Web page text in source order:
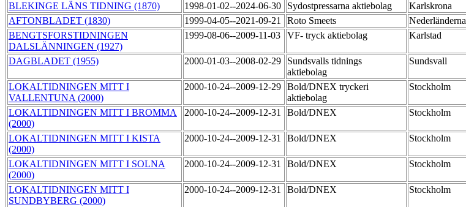
BLEKINGE LÄNS TIDNING (1870) 1998-01-02--2024-06-30 Sydostpressarna aktiebolag Karlskrona
AFTONBLADET (1830) 1999-04-05--2021-09-21 Roto Smeets Nederländerna
BENGTSFORSTIDNINGEN
DALSLÄNNINGEN (1927)
1999-08-06--2009-11-03 VF- tryck aktiebolag Karlstad
DAGBLADET (1955) 2000-01-03--2008-02-29
Sundsvalls tidnings
aktiebolag
Sundsvall
LOKALTIDNINGEN MITT I
VALLENTUNA (2000)
2000-10-24--2009-12-29 Bold/DNEX tryckeri
aktiebolag
Stockholm
LOKALTIDNINGEN MITT I BROMMA
(2000)
2000-10-24--2009-12-31 Bold/DNEX Stockholm
LOKALTIDNINGEN MITT I KISTA
(2000)
2000-10-24--2009-12-31 Bold/DNEX Stockholm
LOKALTIDNINGEN MITT I SOLNA
(2000)
2000-10-24--2009-12-31 Bold/DNEX Stockholm
LOKALTIDNINGEN MITT I
SUNDBYBERG (2000)
2000-10-24--2009-12-31 Bold/DNEX Stockholm